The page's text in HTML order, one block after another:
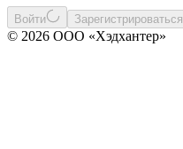
Войти Зарегистрироваться
© 2026 ООО «Хэдхантер»